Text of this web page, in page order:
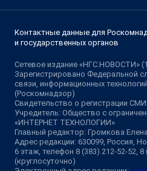
Контактные данные для
и государственных органов
Сетевое издание «НГС.НОВОСТИ»
Зарегистрировано Федеральной
связи, информационных
(Роскомнадзор)
Свидетельство о регистрации
Учредитель: Общество с
«ИНТЕРНЕТ ТЕХНОЛОГИИ»
Главный редактор: Громкова
Адрес редакции: 630099, Россия,
6 этаж, телефон 8 (383) 212-52-52, 8
(круглосуточно)